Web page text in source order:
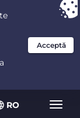
RO
la $